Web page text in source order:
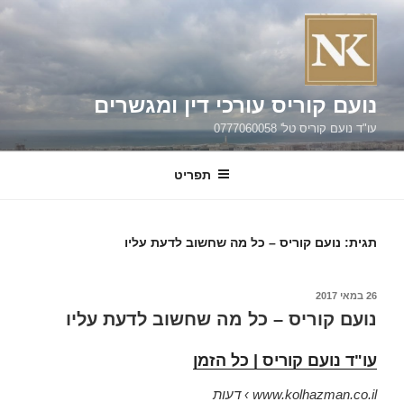
דילוג
נועם קוריס עורכי דין ומגשרים
עו"ד נועם קוריס טל' 0777060058
תפריט
תגית: נועם קוריס – כל מה שחשוב לדעת עליו
פורסם
26 במאי 2017
נועם קוריס – כל מה שחשוב לדעת עליו
עו"ד נועם קוריס | כל הזמן
www.kolhazman.co.il › דעות